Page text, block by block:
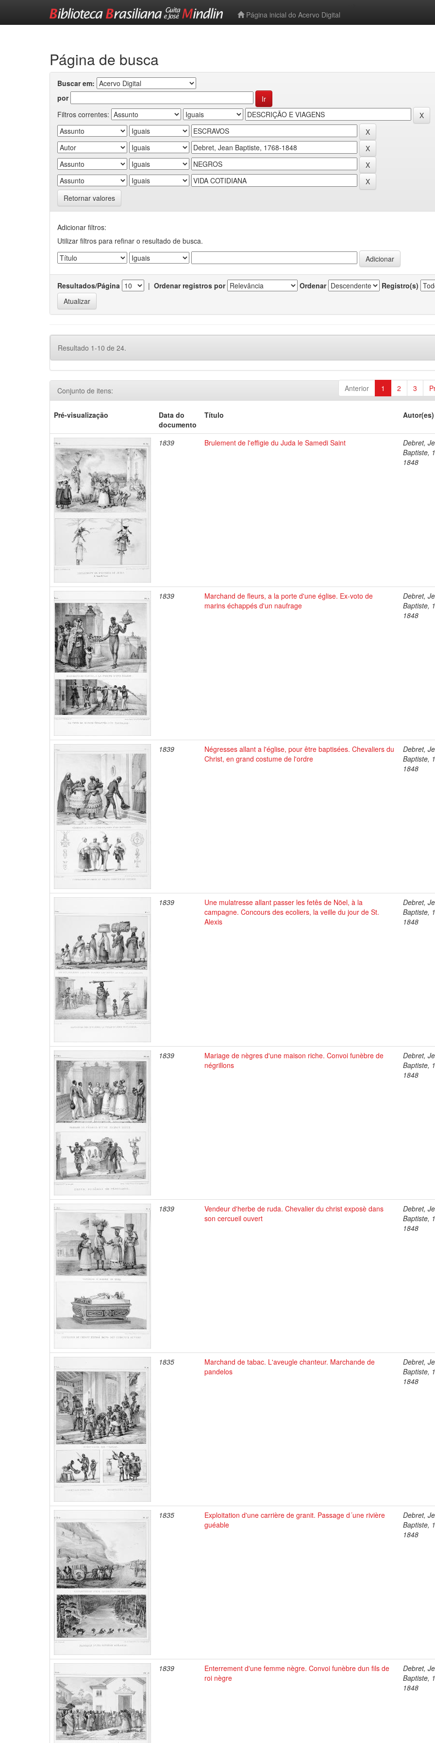
Página inicial do Acervo Digital
Página de busca
Buscar em:
por
Filtros correntes:
Retornar valores
Adicionar filtros:
Utilizar filtros para refinar o resultado de busca.
Resultados/Página | Ordenar registros por Ordenar Registro(s)
Resultado 1-10 de 24.
Anterior 1 2 3
Conjunto de itens:
Pré-visualização
Data do
documento
Título Autor(es)
1839 Brulement de l'effigie du Juda le Samedi Saint
Debret,
Baptiste,
1848
1839
Marchand de fleurs, a la porte d'une église. Ex-voto de
marins échappés d'un naufrage
Debret,
Baptiste,
1848
1839
Négresses allant a l'église, pour être baptisées. Chevaliers du
Christ, en grand costume de l'ordre
Debret,
Baptiste,
1848
1839
Une mulatresse allant passer les fetês de Nöel, à la
campagne. Concours des ecoliers, la veille du jour de St.
Alexis
Debret,
Baptiste,
1848
1839
Mariage de nègres d'une maison riche. Convoi funèbre de
négrillons
Debret,
Baptiste,
1848
1839
Vendeur d'herbe de ruda. Chevalier du christ exposè dans
son cercueil ouvert
Debret,
Baptiste,
1848
1835
Marchand de tabac. L'aveugle chanteur. Marchande de
pandelos
Debret,
Baptiste,
1848
1835
Exploitation d'une carrière de granit. Passage d´une rivière
guéable
Debret,
Baptiste,
1848
1839
Enterrement d'une femme nègre. Convoi funèbre dun fils de
roi nègre
Debret,
Baptiste,
1848